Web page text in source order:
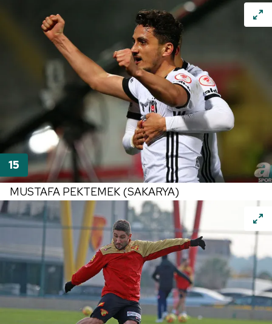
ilgili mevzuata uygun olarak kullanılan çerezlerle ilgili bilgi
almak için lütfen
MUSTAFA PEKTEMEK (SAKARYA)